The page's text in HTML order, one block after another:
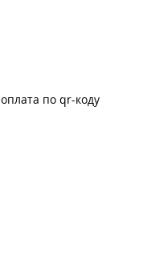
оплата по qr-коду